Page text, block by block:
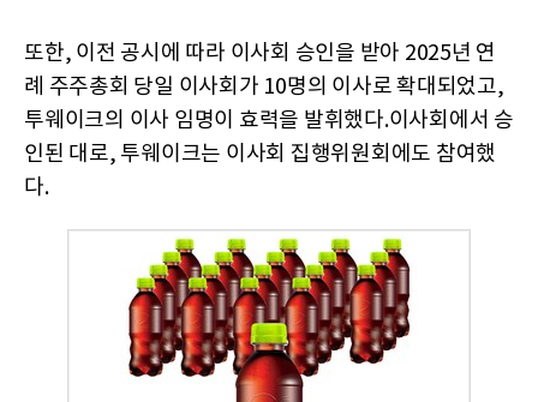
또한, 이전 공시에 따라 이사회 승인을 받아 2025년 연
례 주주총회 당일 이사회가 10명의 이사로 확대되었고,
투웨이크의 이사 임명이 효력을 발휘했다.이사회에서 승
인된 대로, 투웨이크는 이사회 집행위원회에도 참여했
다.